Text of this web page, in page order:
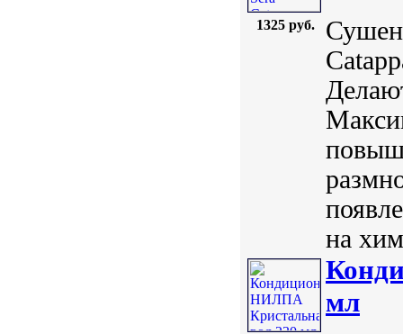
1325 руб.
на
мл